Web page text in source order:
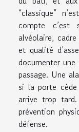
“classique”
compte
alvéolaire,
et qualité
documenter
passage. Une
si la porte cède
arrive trop tard.
prévention
défense.